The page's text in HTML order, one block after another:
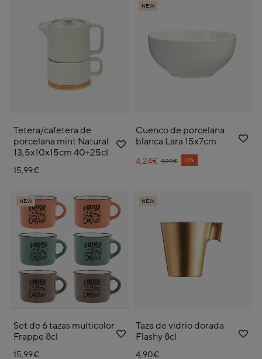
Tetera/cafetera de
porcelana mint Natural
13,5x10x15cm 40+25cl
15,99€
NEW
Cuenco de porcelana
blanca Lara 15x7cm
Price reduced from
4,99€
to 15%
4,24€
NEW
Set de 6 tazas multicolor
Frappe 8cl
15,99€
NEW
Taza de vidrio dorada
Flashy 8cl
4,90€